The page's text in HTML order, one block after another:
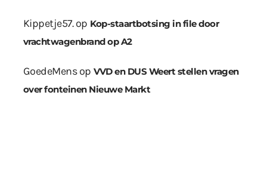
Kippetje57.op Kop-staartbotsing in file door
vrachtwagenbrand op A2
GoedeMensop VVD en DUS Weert stellen vragen
over fonteinen Nieuwe Markt